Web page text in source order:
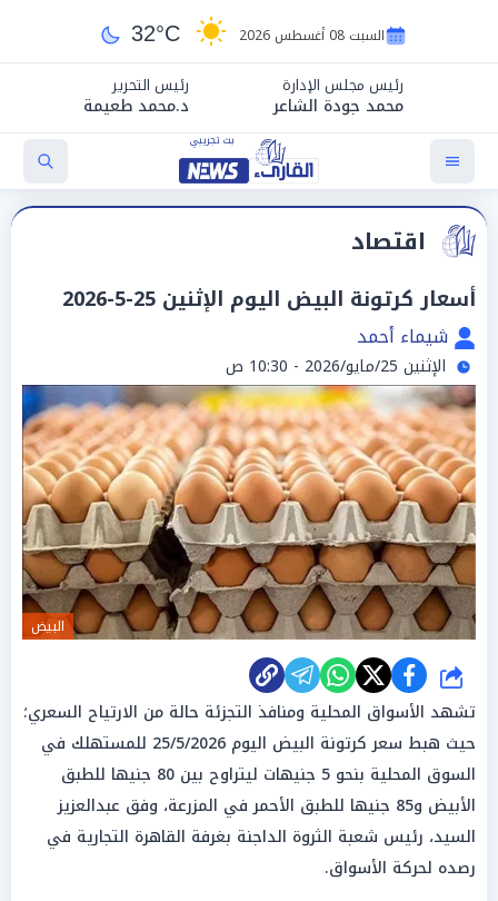
السبت 08 أغسطس 2026 32°C
رئيس مجلس الإدارة
محمد جودة الشاعر
رئيس التحرير
د.محمد طعيمة
اقتصاد
أسعار كرتونة البيض اليوم الإثنين 25-5-2026
شيماء أحمد
الإثنين 25/مايو/2026 - 10:30 ص
البيض
شارك
تشهد الأسواق المحلية ومنافذ التجزئة حالة من الارتياح السعري؛
حيث هبط سعر كرتونة البيض اليوم 25/5/2026 للمستهلك في
السوق المحلية بنحو 5 جنيهات ليتراوح بين 80 جنيها للطبق
الأبيض و85 جنيها للطبق الأحمر في المزرعة، وفق عبدالعزيز
السيد، رئيس شعبة الثروة الداجنة بغرفة القاهرة التجارية في
رصده لحركة الأسواق.